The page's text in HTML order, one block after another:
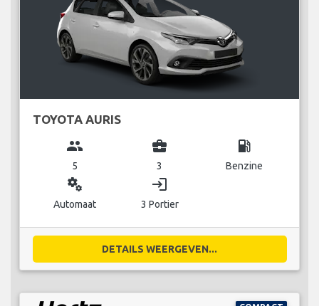
TOYOTA AURIS
group
5
business_center
3
local_gas_station
Benzine
miscellaneous_services
Automaat
login
3 Portier
DETAILS WEERGEVEN...